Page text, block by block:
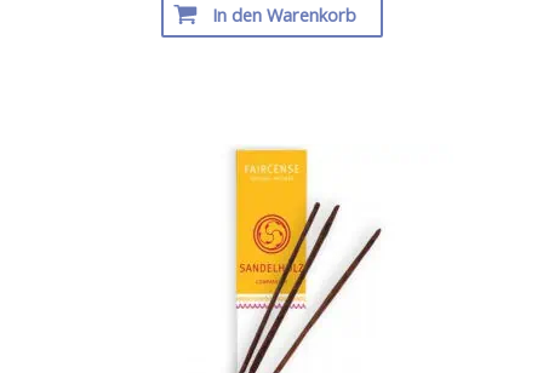
In den Warenkorb